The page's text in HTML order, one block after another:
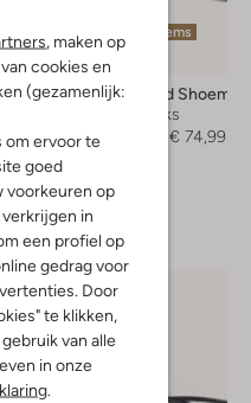
, maken op
cookies en
(gezamenlijk:
om ervoor te
goed
voorkeuren op
in
een profiel op
gedrag voor
Door
te klikken,
van alle
in onze
.
Laatste items
Vagabond
Slingbacks
€ 149,99
€ 74,99